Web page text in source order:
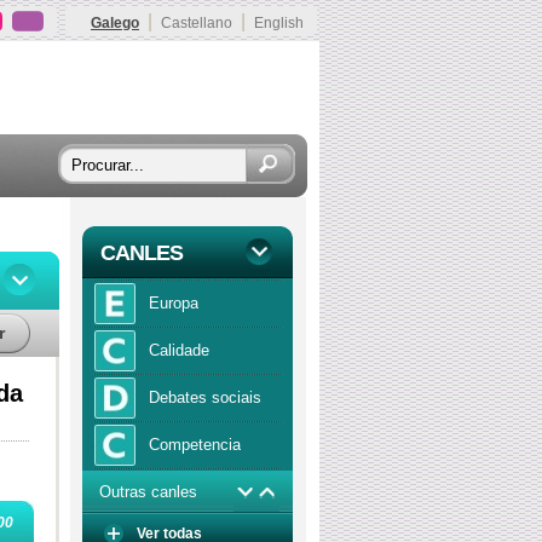
Galego Castellano English
CANLES
Europa
Calidade
Debates sociais
Competencia
Economía
Outras canles
Ver todas